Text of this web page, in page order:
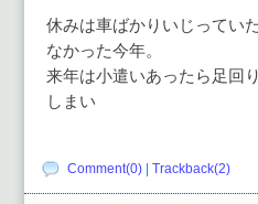
休みは車ばかりいじってい
なかった今年。
来年は小遣いあったら足回
しまい
Comment(0) | Trackback(2)